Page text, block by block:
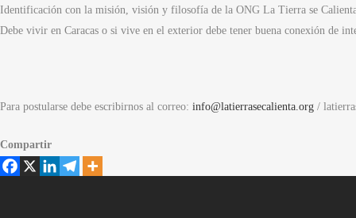
Identificación con la misión, visión y filosofía de la ONG La Tierra se
Debe vivir en Caracas o si vive en el exterior debe tener buena conexión de
Para postularse debe escribirnos al correo: info@latierrasecalienta.org /
Compartir